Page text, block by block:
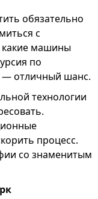
обязательно
с
какие машины
по
— отличный шанс.
технологии
процесс.
со знаменитым